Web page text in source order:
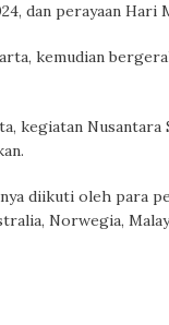
dan perayaan Hari
kemudian
kegiatan
diikuti oleh para
Norwegia,